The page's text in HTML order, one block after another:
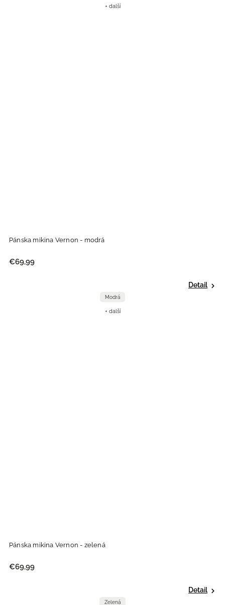
+ další
Pánska mikina Vernon - modrá
€69,99
Detail
Modrá
+ další
Pánska mikina Vernon - zelená
€69,99
Detail
Zelená